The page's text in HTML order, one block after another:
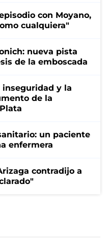
con Moyano,
cualquiera"
nueva pista
de la emboscada
inseguridad y la
de la
un paciente
enfermera
contradijo a